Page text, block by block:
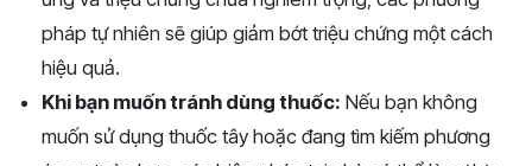
pháp tự nhiên sẽ giúp giảm bớt triệu chứng một cách
hiệu quả.
Khi bạn muốn tránh dùng thuốc: Nếu bạn không
muốn sử dụng thuốc tây hoặc đang tìm kiếm phương